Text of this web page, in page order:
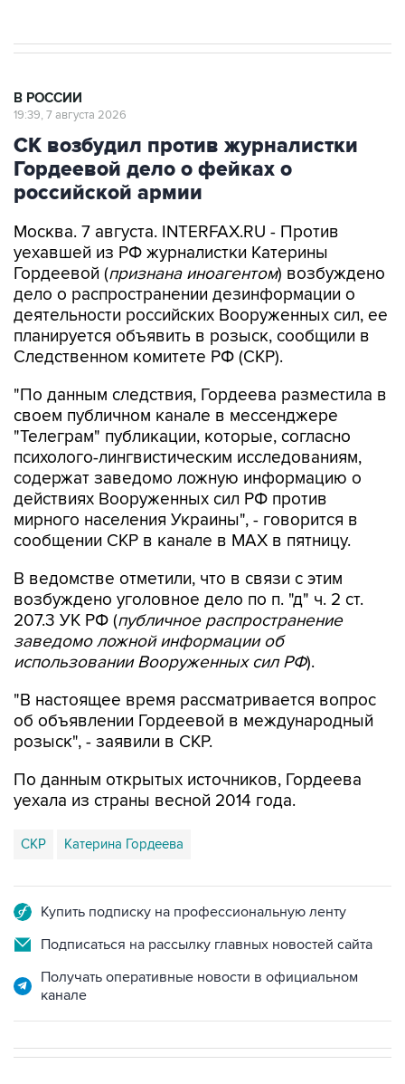
В РОССИИ
19:39, 7 августа 2026
СК возбудил против журналистки
Гордеевой дело о фейках о
российской армии
Москва. 7 августа. INTERFAX.RU - Против
уехавшей из РФ журналистки Катерины
Гордеевой (признана иноагентом) возбуждено
дело о распространении дезинформации о
деятельности российских Вооруженных сил, ее
планируется объявить в розыск, сообщили в
Следственном комитете РФ (СКР).
"По данным следствия, Гордеева разместила в
своем публичном канале в мессенджере
"Телеграм" публикации, которые, согласно
психолого-лингвистическим исследованиям,
содержат заведомо ложную информацию о
действиях Вооруженных сил РФ против
мирного населения Украины", - говорится в
сообщении СКР в канале в MAX в пятницу.
В ведомстве отметили, что в связи с этим
возбуждено уголовное дело по п. "д" ч. 2 ст.
207.3 УК РФ (публичное распространение
заведомо ложной информации об
использовании Вооруженных сил РФ).
"В настоящее время рассматривается вопрос
об объявлении Гордеевой в международный
розыск", - заявили в СКР.
По данным открытых источников, Гордеева
уехала из страны весной 2014 года.
СКР Катерина Гордеева
Купить подписку на профессиональную ленту
Подписаться на рассылку главных новостей сайта
Получать оперативные новости в официальном
канале